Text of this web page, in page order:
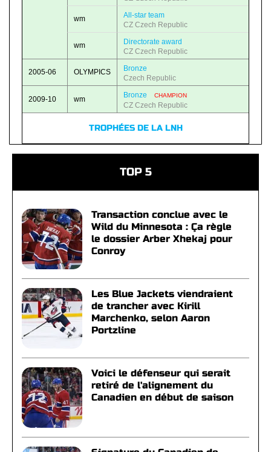
wm
All-star team
CZ Czech Republic
wm
Directorate award
CZ Czech Republic
2005-06 OLYMPICS
Bronze
Czech Republic
2009-10 wm Bronze CHAMPION
CZ Czech Republic
TROPHÉES DE LA LNH
TOP 5
Transaction conclue avec le
Wild du Minnesota : Ça règle
le dossier Arber Xhekaj pour
Conroy
Les Blue Jackets viendraient
de trancher avec Kirill
Marchenko, selon Aaron
Portzline
Voici le défenseur qui serait
retiré de l'alignement du
Canadien en début de saison